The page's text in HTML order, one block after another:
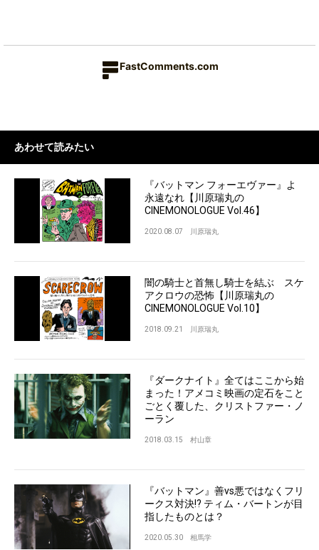
FastComments.com
あわせて読みたい
『バットマン フォーエヴァー』よ
永遠なれ【川原瑞丸の
CINEMONOLOGUE Vol.46】
2020.08.07 川原瑞丸
闇の騎士と首無し騎士を結ぶ スケ
アクロウの恐怖【川原瑞丸の
CINEMONOLOGUE Vol.10】
2018.09.21 川原瑞丸
『ダークナイト』全てはここから始
まった！アメコミ映画の定石をこと
ごとく覆した、クリストファー・ノ
ーラン
2018.03.15 村山章
『バットマン』善vs悪ではなくフリ
ークス対決!? ティム・バートンが目
指したものとは？
2020.05.30 相馬学